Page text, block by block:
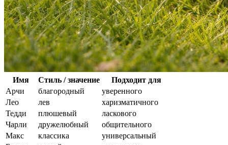
Имя Стиль / значение
Подходит для
Арчи
благородный
уверенного
Лео
лев
харизматичного
Тедди
плюшевый
ласкового
Чарли
дружелюбный
общительного
Макс
классика
универсальный